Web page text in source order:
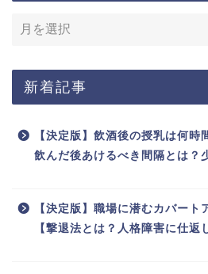
新着記事
【決定版】飲酒後の授乳は何時
飲んだ後あけるべき間隔とは？
【決定版】職場に潜むカバート
【撃退法とは？人格障害に仕返